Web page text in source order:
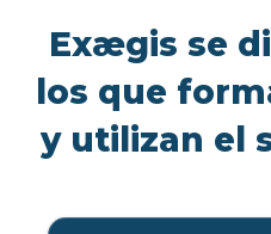
Exægis se
los que
y utilizan el